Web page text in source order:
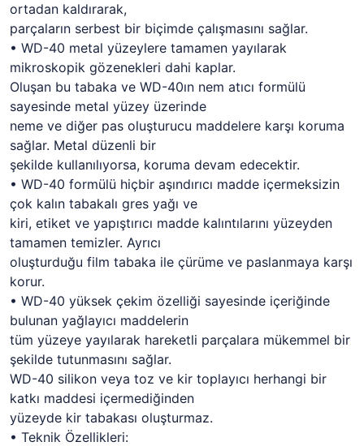
ortadan kaldırarak,
parçaların serbest bir biçimde çalışmasını sağlar.
• WD-40 metal yüzeylere tamamen yayılarak
mikroskopik gözenekleri dahi kaplar.
Oluşan bu tabaka ve WD-40ın nem atıcı formülü
sayesinde metal yüzey üzerinde
neme ve diğer pas oluşturucu maddelere karşı koruma
sağlar. Metal düzenli bir
şekilde kullanılıyorsa, koruma devam edecektir.
• WD-40 formülü hiçbir aşındırıcı madde içermeksizin
çok kalın tabakalı gres yağı ve
kiri, etiket ve yapıştırıcı madde kalıntılarını yüzeyden
tamamen temizler. Ayrıcı
oluşturduğu film tabaka ile çürüme ve paslanmaya karşı
korur.
• WD-40 yüksek çekim özelliği sayesinde içeriğinde
bulunan yağlayıcı maddelerin
tüm yüzeye yayılarak hareketli parçalara mükemmel bir
şekilde tutunmasını sağlar.
WD-40 silikon veya toz ve kir toplayıcı herhangi bir
katkı maddesi içermediğinden
yüzeyde kir tabakası oluşturmaz.
• Teknik Özellikleri: